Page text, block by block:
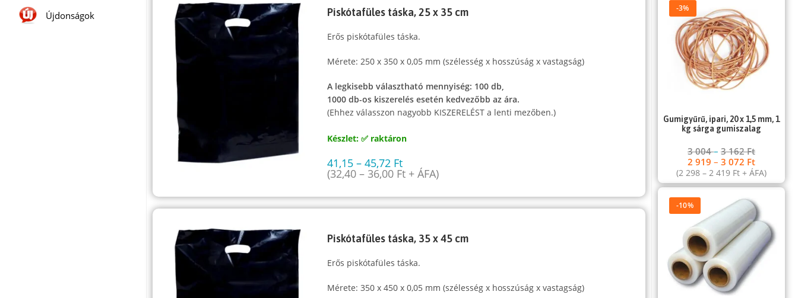
Piskótafüles táska, 25 x 35 cm
Erős piskótafüles táska.
Mérete: 250 x 350 x 0,05 mm (szélesség x hosszúság x vastagság)
A legkisebb választható mennyiség: 100 db,
1000 db-os kiszerelés esetén kedvezőbb az ára.
(Ehhez válasszon nagyobb KISZERELÉST a lenti mezőben.)
Készlet: ✅ raktáron
41,15–45,72 Ft
(32,40– 36,00 Ft + ÁFA)
Piskótafüles táska, 35 x 45 cm
Erős piskótafüles táska.
Mérete: 350 x 450 x 0,05 mm (szélesség x hosszúság x vastagság)
Újdonságok
-3%
Gumigyűrű, ipari, 20 x 1,5 mm, 1
kg sárga gumiszalag
3 004–3 162Ft
2 919–3 072 Ft
(2 298–2 419 Ft + ÁFA)
-10%